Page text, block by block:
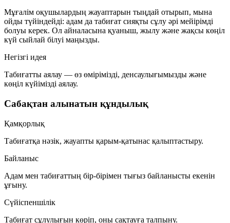
Мұғалім оқушылардың жауаптарын тыңдай отырып, мына
ойды түйіндейді: адам да табиғат сияқты сұлу әрі мейірімді
болуы керек. Ол айналасына қуаныш, жылу және жақсы көңіл
күй сыйлай білуі маңызды.
Негізгі идея
Табиғатты аялау — өз өмірімізді, денсаулығымызды және
көңіл күйімізді аялау.
Сабақтан алынатын құндылық
Қамқорлық
Табиғатқа нәзік, жауапты қарым-қатынас қалыптастыру.
Байланыс
Адам мен табиғаттың бір-бірімен тығыз байланысты екенін
ұғыну.
Сүйіспеншілік
Табиғат сұлулығын көріп, оны сақтауға талпыну.